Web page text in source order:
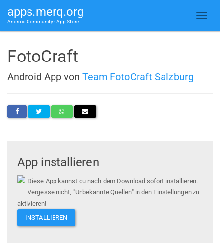
apps.merq.org
Android Community • App Store
FotoCraft
Android App von Team FotoCraft Salzburg
App installieren
Diese App kannst du nach dem Download sofort installieren.
Vergesse nicht, "Unbekannte Quellen" in den Einstellungen zu
aktivieren!
INSTALLIEREN